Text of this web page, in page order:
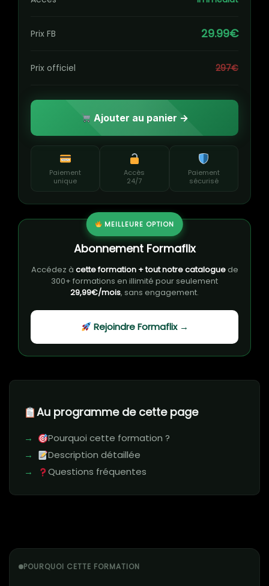
Au programme de cette page
Pourquoi cette formation ?
Description détaillée
Questions fréquentes
POURQUOI CETTE FORMATION
Prix FB 29.99€
Prix officiel 297€
Ajouter au panier →
Paiement
unique
Accès
24/7
Paiement
sécurisé
MEILLEURE OPTION
Abonnement Formaflix
Accédez à cette formation + tout notre cataloguede
300+ formations en illimité pour seulement
29,99€/mois, sans engagement.
Rejoindre Formaflix →